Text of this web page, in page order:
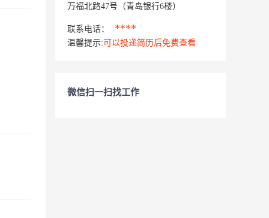
万福北路47号（青岛银行6楼）
联系电话： ****
温馨提示: 可以投递简历后免费查看
微信扫一扫找工作